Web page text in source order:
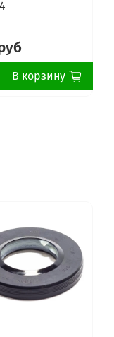
В корзину